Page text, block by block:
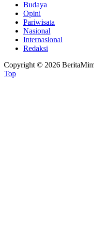
Budaya
Opini
Pariwisata
Nasional
Internasional
Redaksi
Copyright © 2026
Top